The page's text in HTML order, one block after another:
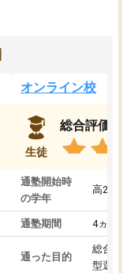
オンライン校
生徒
総合評価
通塾開始時
の学年
高2
通塾期間 4ヵ月～1
通った目的
総合型選
型選抜対